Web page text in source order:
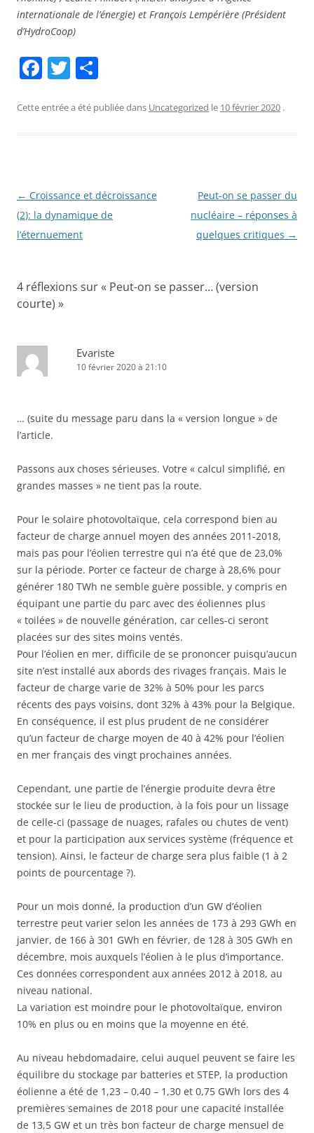
internationale de l’énergie) et François Lempérière (Président
d’HydroCoop)
F
c
o
k
T
itt ta
Cette entrée a été publiée dans Uncategorized le 10 février 2020 .
Navigation
des
articles
← Croissance et décroissance
(2): la dynamique de
l’éternuement
Peut-on se passer du
nucléaire – réponses à
quelques critiques →
4 réflexions sur « Peut-on se passer… (version
courte) »
Evariste
10 février 2020 à 21:10
… (suite du message paru dans la « version longue » de
l’article.
Passons aux choses sérieuses. Votre « calcul simplifié, en
grandes masses » ne tient pas la route.
Pour le solaire photovoltaïque, cela correspond bien au
facteur de charge annuel moyen des années 2011-2018,
mais pas pour l’éolien terrestre qui n’a été que de 23,0%
sur la période. Porter ce facteur de charge à 28,6% pour
générer 180 TWh ne semble guère possible, y compris en
équipant une partie du parc avec des éoliennes plus
« toilées » de nouvelle génération, car celles-ci seront
placées sur des sites moins ventés.
Pour l’éolien en mer, difficile de se prononcer puisqu’aucun
site n’est installé aux abords des rivages français. Mais le
facteur de charge varie de 32% à 50% pour les parcs
récents des pays voisins, dont 32% à 43% pour la Belgique.
En conséquence, il est plus prudent de ne considérer
qu’un facteur de charge moyen de 40 à 42% pour l’éolien
en mer français des vingt prochaines années.
Cependant, une partie de l’énergie produite devra être
stockée sur le lieu de production, à la fois pour un lissage
de celle-ci (passage de nuages, rafales ou chutes de vent)
et pour la participation aux services système (fréquence et
tension). Ainsi, le facteur de charge sera plus faible (1 à 2
points de pourcentage ?).
Pour un mois donné, la production d’un GW d’éolien
terrestre peut varier selon les années de 173 à 293 GWh en
janvier, de 166 à 301 GWh en février, de 128 à 305 GWh en
décembre, mois auxquels l’éolien à le plus d’importance.
Ces données correspondent aux années 2012 à 2018, au
niveau national.
La variation est moindre pour le photovoltaïque, environ
10% en plus ou en moins que la moyenne en été.
Au niveau hebdomadaire, celui auquel peuvent se faire les
équilibre du stockage par batteries et STEP, la production
éolienne a été de 1,23 – 0,40 – 1,30 et 0,75 GWh lors des 4
premières semaines de 2018 pour une capacité installée
de 13,5 GW et un très bon facteur de charge mensuel de